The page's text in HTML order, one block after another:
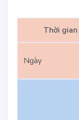
Thời gian
Ngày